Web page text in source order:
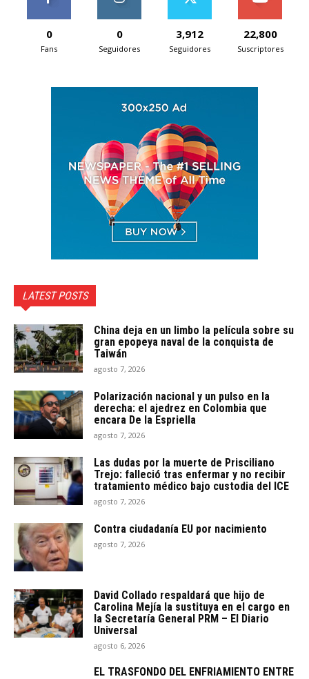
0
Fans
0
Seguidores
3,912
Seguidores
22,800
Suscriptores
LATEST POSTS
China deja en un limbo la película sobre su
gran epopeya naval de la conquista de
Taiwán
agosto 7, 2026
Polarización nacional y un pulso en la
derecha: el ajedrez en Colombia que
encara De la Espriella
agosto 7, 2026
Las dudas por la muerte de Prisciliano
Trejo: falleció tras enfermar y no recibir
tratamiento médico bajo custodia del ICE
agosto 7, 2026
Contra ciudadanía EU por nacimiento
agosto 7, 2026
David Collado respaldará que hijo de
Carolina Mejía la sustituya en el cargo en
la Secretaría General PRM – El Diario
Universal
agosto 6, 2026
EL TRASFONDO DEL ENFRIAMIENTO ENTRE